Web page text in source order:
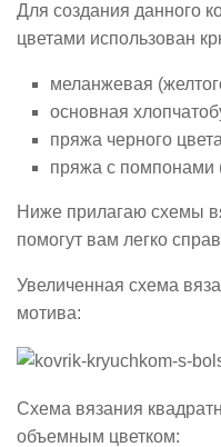
Для создания данного
цветами использован
меланжевая
основная
пряжа черного
пряжа с помпонами
Ниже прилагаю схемы
помогут вам легко
Увеличенная схема
мотива:
Схема вязания
объемным цветком: